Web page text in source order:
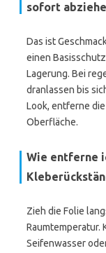
sofort
Das ist
einen
Lagerung. Bei
dranlassen bis
Look, entferne
Oberfläche.
Wie entferne
Zieh die Folie
Raumtemperatur.
Seifenwasser